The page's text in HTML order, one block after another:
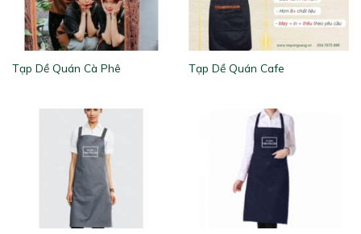
Tạp Dề Quán Cà Phê Tạp Dề Quán Cafe